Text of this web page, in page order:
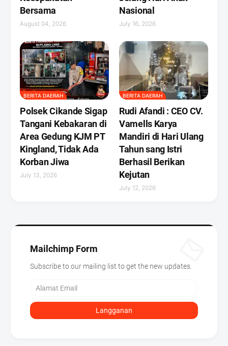
Bersama
August 04, 2026
Nasional
July 16, 2026
BERITA DAERAH
Polsek Cikande Sigap
Tangani Kebakaran di
Area Gedung KJM PT
Kingland, Tidak Ada
Korban Jiwa
July 13, 2026
BERITA DAERAH
Rudi Afandi : CEO CV.
Vamells Karya
Mandiri di Hari Ulang
Tahun sang Istri
Berhasil Berikan
Kejutan ‎
July 12, 2026
Mailchimp Form
Subscribe to our mailing list to get the new updates.